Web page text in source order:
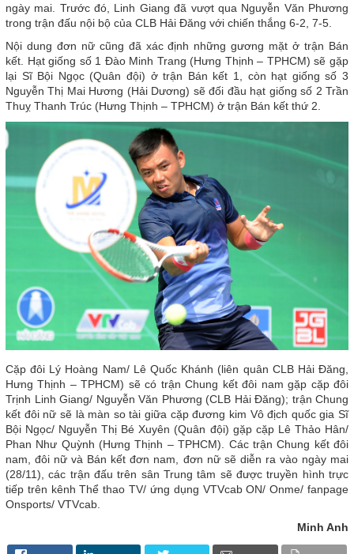
ngày mai. Trước đó, Linh Giang đã vượt qua Nguyễn Văn Phương
trong trận đấu nội bộ của CLB Hải Đăng với chiến thắng 6-2, 7-5.
Nội dung đơn nữ cũng đã xác định những gương mặt ở trận Bán
kết. Hạt giống số 1 Đào Minh Trang (Hưng Thịnh – TPHCM) sẽ gặp
lại Sĩ Bội Ngọc (Quân đội) ở trận Bán kết 1, còn hạt giống số 3
Nguyễn Thị Mai Hương (Hải Dương) sẽ đối đầu hạt giống số 2 Trần
Thuỵ Thanh Trúc (Hưng Thịnh – TPHCM) ở trận Bán kết thứ 2.
Cặp đôi Lý Hoàng Nam/ Lê Quốc Khánh (liên quân CLB Hải Đăng,
Hưng Thịnh – TPHCM) sẽ có trận Chung kết đôi nam gặp cặp đôi
Trịnh Linh Giang/ Nguyễn Văn Phương (CLB Hải Đăng); trận Chung
kết đôi nữ sẽ là màn so tài giữa cặp đương kim Vô địch quốc gia Sĩ
Bội Ngọc/ Nguyễn Thị Bé Xuyên (Quân đội) gặp cặp Lê Thảo Hân/
Phan Như Quỳnh (Hưng Thịnh – TPHCM). Các trận Chung kết đôi
nam, đôi nữ và Bán kết đơn nam, đơn nữ sẽ diễn ra vào ngày mai
(28/11), các trận đấu trên sân Trung tâm sẽ được truyền hình trực
tiếp trên kênh Thể thao TV/ ứng dụng VTVcab ON/ Onme/ fanpage
Onsports/ VTVcab.
Minh Anh